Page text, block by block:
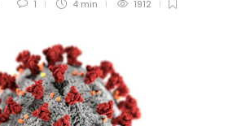
1 4 min 1912